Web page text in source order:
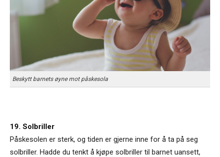
Beskytt barnets øyne mot påskesola
19. Solbriller
Påskesolen er sterk, og tiden er gjerne inne for å ta på seg
solbriller. Hadde du tenkt å kjøpe solbriller til barnet uansett,